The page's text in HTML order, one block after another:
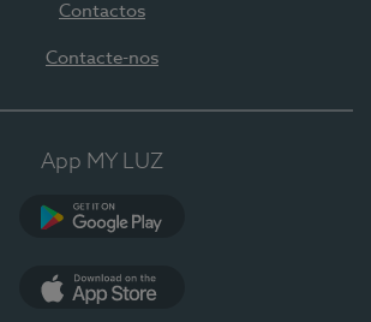
Contactos
Contacte-nos
App MY LUZ